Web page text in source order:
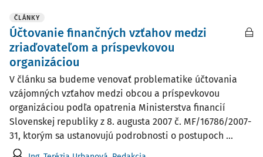
ČLÁNKY
Účtovanie finančných vzťahov medzi
zriaďovateľom a príspevkovou
organizáciou
V článku sa budeme venovať problematike účtovania
vzájomných vzťahov medzi obcou a príspevkovou
organizáciou podľa opatrenia Ministerstva financií
Slovenskej republiky z 8. augusta 2007 č. MF/16786/2007-
31, ktorým sa ustanovujú podrobnosti o postupoch ...